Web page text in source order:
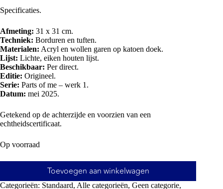
Specificaties.
Afmeting: 31 x 31 cm.
Techniek: Borduren en tuften.
Materialen: Acryl en wollen garen op katoen doek.
Lijst: Lichte, eiken houten lijst.
Beschikbaar: Per direct.
Editie: Origineel.
Serie: Parts of me – werk 1.
Datum: mei 2025.
Getekend op de achterzijde en voorzien van een
echtheidscertificaat.
Op voorraad
Toevoegen aan winkelwagen
Categorieën: Standaard, Alle categorieën, Geen categorie,